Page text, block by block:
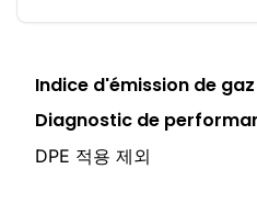
Indice d'émission de
Diagnostic de
DPE 적용 제외